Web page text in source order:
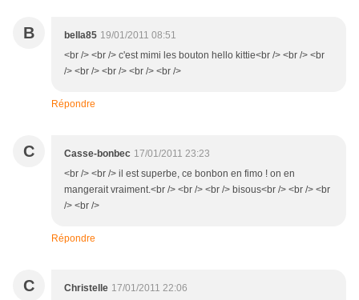
B bella85 19/01/2011 08:51
<br /> <br /> c'est mimi les bouton hello kittie<br /> <br /> <br
/> <br /> <br /> <br /> <br />
Répondre
C Casse-bonbec 17/01/2011 23:23
<br /> <br /> il est superbe, ce bonbon en fimo ! on en
mangerait vraiment.<br /> <br /> <br /> bisous<br /> <br /> <br
/> <br />
Répondre
C Christelle 17/01/2011 22:06